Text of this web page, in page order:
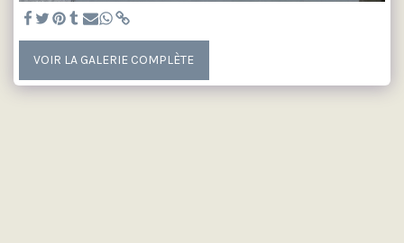
VOIR LA GALERIE COMPLÈTE